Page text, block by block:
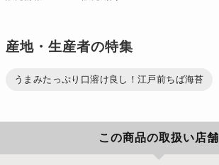
産地・生産者の特集
うまみたっぷり口溶け良し！江戸前ちば海苔
この商品の取扱い店舗